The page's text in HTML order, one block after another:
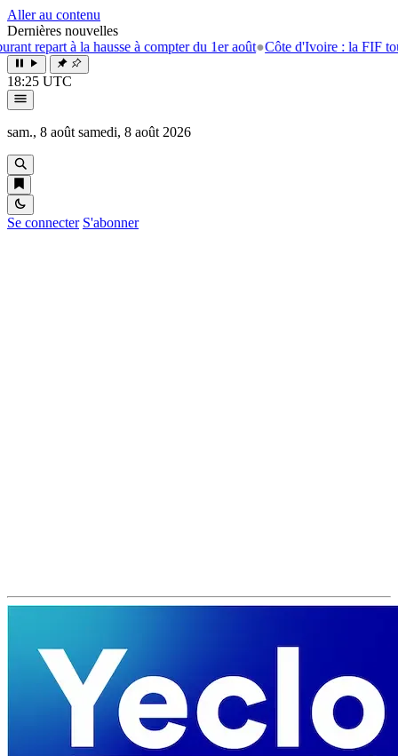
Aller au contenu
Dernières nouvelles
hausse à compter du 1er août●Côte d'Ivoire : la FIF tourne la page
18:25 UTC
sam., 8 août samedi, 8 août 2026
Se connecter S'abonner